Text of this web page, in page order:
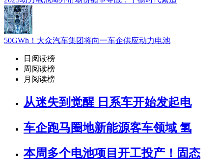
50GWh！大众汽车集团将向一车企供应动力电池
日阅读榜
周阅读榜
月阅读榜
从迷失到觉醒 日系车开始发起电
车企跑马圈地新能源客车领域 氢
本周多个电池项目开工投产！固态